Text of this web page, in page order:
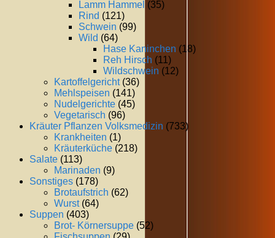
Lamm Hammel (35)
Rind (121)
Schwein (99)
Wild (64)
Hase Kaninchen (18)
Reh Hirsch (11)
Wildschwein (12)
Kartoffelgericht(36)
Mehlspeisen (141)
Nudelgerichte (45)
Vegetarisch (96)
Kräuter Pflanzen Volksmedizin (733)
Krankheiten (1)
Kräuterküche (218)
Salate (113)
Marinaden (9)
Sonstiges (178)
Brotaufstrich (62)
Wurst(64)
Suppen (403)
Brot- Körnersuppe (52)